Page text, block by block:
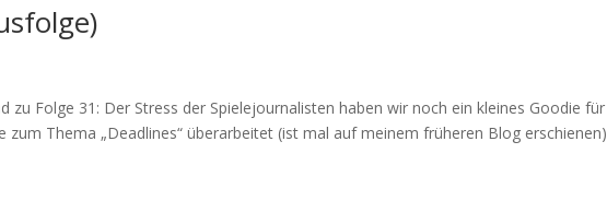
zu Folge 31: Der Stress der Spielejournalisten haben wir noch ein kleines Goodie für
zum Thema „Deadlines“ überarbeitet (ist mal auf meinem früheren Blog erschienen)